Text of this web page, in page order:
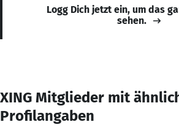
Logg Dich jetzt ein, um das
sehen.
XING Mitglieder mit
Profilangaben